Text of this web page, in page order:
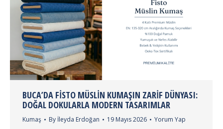
BUCA’DA FISTO MÜSLIN KUMAŞIN ZARIF DÜNYASI:
DOĞAL DOKULARLA MODERN TASARIMLAR
Kumaş By İleyda Erdoğan 19 Mayıs 2026 Yorum Yap